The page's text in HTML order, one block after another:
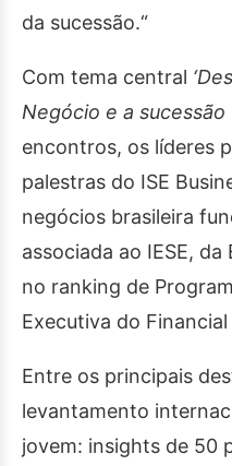
da sucessão.“
Com tema central
Negócio e a sucessão
encontros, os líderes
palestras do ISE
negócios brasileira
associada ao IESE,
no ranking de
Executiva do Financial
Entre os principais
levantamento
jovem: insights de 50